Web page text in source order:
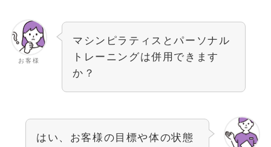
お客様
マシンピラティスとパーソナル
トレーニングは併用できます
か？
はい、お客様の目標や体の状態